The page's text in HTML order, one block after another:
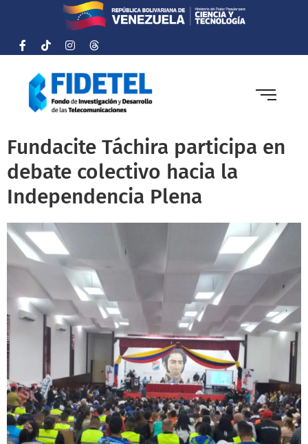
Fundacite Táchira participa en
debate colectivo hacia la
Independencia Plena